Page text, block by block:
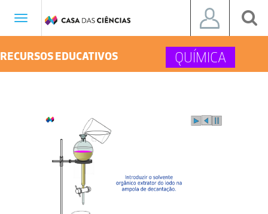
Toggle
RECURSOS EDUCATIVOS QUÍMICA